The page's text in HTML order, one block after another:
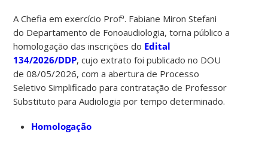
A Chefia em exercício Profª. Fabiane Miron Stefani
do Departamento de Fonoaudiologia, torna público a
homologação das inscrições do Edital
134/2026/DDP, cujo extrato foi publicado no DOU
de 08/05/2026, com a abertura de Processo
Seletivo Simplificado para contratação de Professor
Substituto para Audiologia por tempo determinado.
Homologação